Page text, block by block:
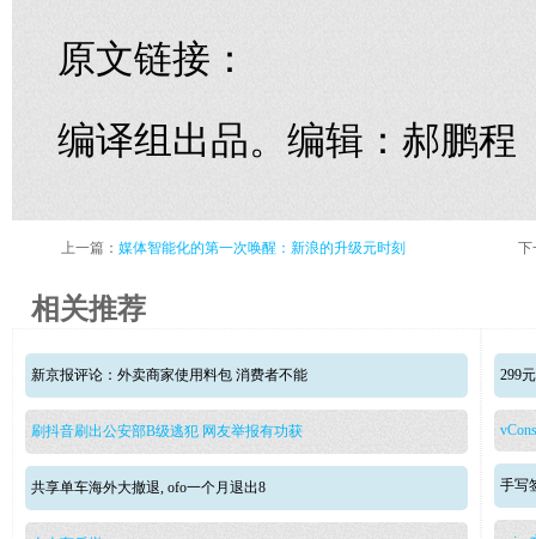
原文链接：
编译组出品。编辑：郝鹏程
上一篇： 媒体智能化的第一次唤醒：新浪的升级元时刻 下
相关推荐
新京报评论：外卖商家使用料包 消费者不能
刷抖音刷出公安部B级逃犯 网友举报有功获
共享单车海外大撤退, ofo一个月退出8
299
手写